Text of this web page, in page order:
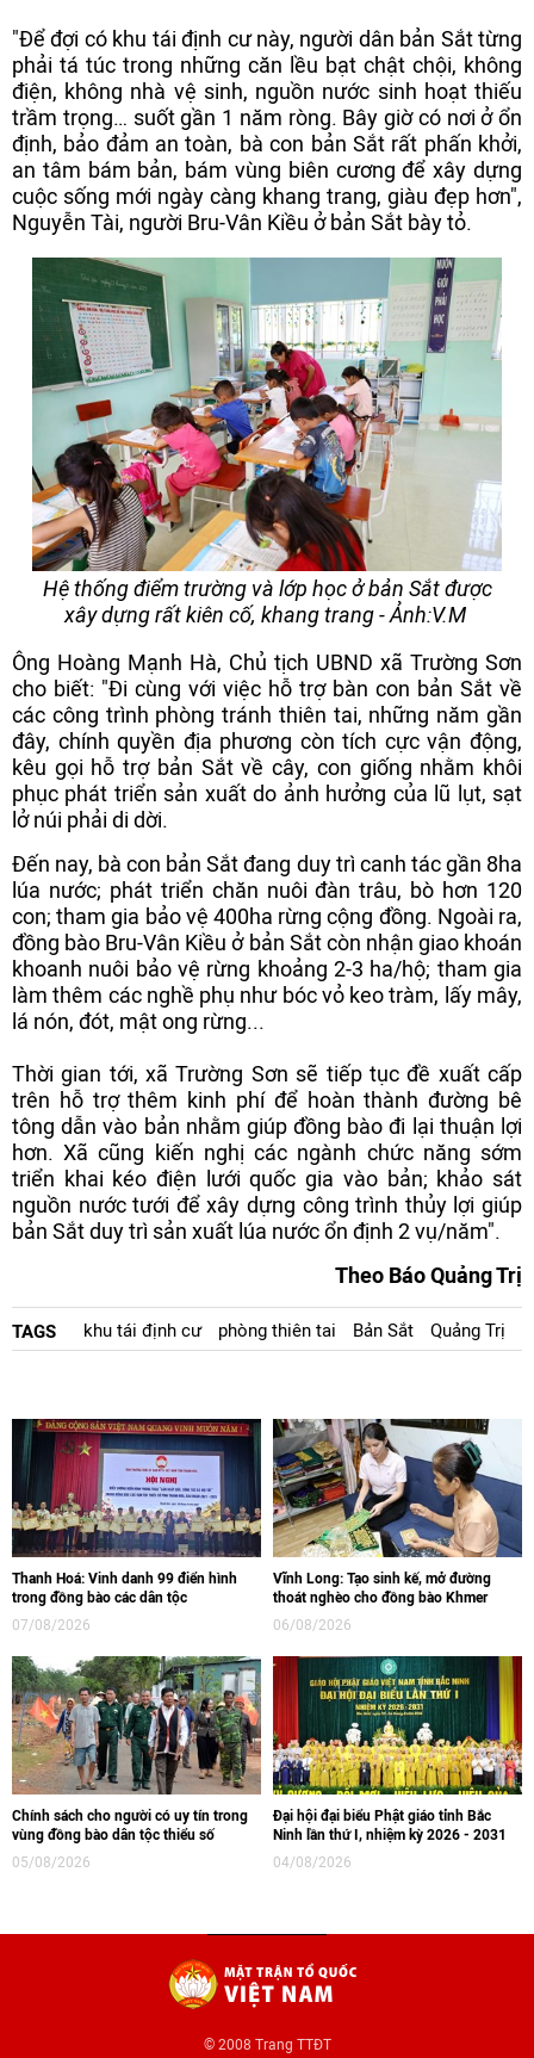
"Để đợi có khu tái định cư này, người dân bản Sắt từng
phải tá túc trong những căn lều bạt chật chội, không
điện, không nhà vệ sinh, nguồn nước sinh hoạt thiếu
trầm trọng… suốt gần 1 năm ròng. Bây giờ có nơi ở ổn
định, bảo đảm an toàn, bà con bản Sắt rất phấn khởi,
an tâm bám bản, bám vùng biên cương để xây dựng
cuộc sống mới ngày càng khang trang, giàu đẹp hơn",
Nguyễn Tài, người Bru-Vân Kiều ở bản Sắt bày tỏ.
Hệ thống điểm trường và lớp học ở bản Sắt được
xây dựng rất kiên cố, khang trang - Ảnh:V.M
Ông Hoàng Mạnh Hà, Chủ tịch UBND xã Trường Sơn
cho biết: "Đi cùng với việc hỗ trợ bàn con bản Sắt về
các công trình phòng tránh thiên tai, những năm gần
đây, chính quyền địa phương còn tích cực vận động,
kêu gọi hỗ trợ bản Sắt về cây, con giống nhằm khôi
phục phát triển sản xuất do ảnh hưởng của lũ lụt, sạt
lở núi phải di dời.
Đến nay, bà con bản Sắt đang duy trì canh tác gần 8ha
lúa nước; phát triển chăn nuôi đàn trâu, bò hơn 120
con; tham gia bảo vệ 400ha rừng cộng đồng. Ngoài ra,
đồng bào Bru-Vân Kiều ở bản Sắt còn nhận giao khoán
khoanh nuôi bảo vệ rừng khoảng 2-3 ha/hộ; tham gia
làm thêm các nghề phụ như bóc vỏ keo tràm, lấy mây,
lá nón, đót, mật ong rừng...
Thời gian tới, xã Trường Sơn sẽ tiếp tục đề xuất cấp
trên hỗ trợ thêm kinh phí để hoàn thành đường bê
tông dẫn vào bản nhằm giúp đồng bào đi lại thuận lợi
hơn. Xã cũng kiến nghị các ngành chức năng sớm
triển khai kéo điện lưới quốc gia vào bản; khảo sát
nguồn nước tưới để xây dựng công trình thủy lợi giúp
bản Sắt duy trì sản xuất lúa nước ổn định 2 vụ/năm".
Theo Báo Quảng Trị
TAGS khu tái định cư phòng thiên tai Bản Sắt Quảng Trị
Thanh Hoá: Vinh danh 99 điển hình
trong đồng bào các dân tộc
07/08/2026
Vĩnh Long: Tạo sinh kế, mở đường
thoát nghèo cho đồng bào Khmer
06/08/2026
Chính sách cho người có uy tín trong
vùng đồng bào dân tộc thiểu số
05/08/2026
Đại hội đại biểu Phật giáo tỉnh Bắc
Ninh lần thứ I, nhiệm kỳ 2026 - 2031
04/08/2026
© 2008 Trang TTĐT